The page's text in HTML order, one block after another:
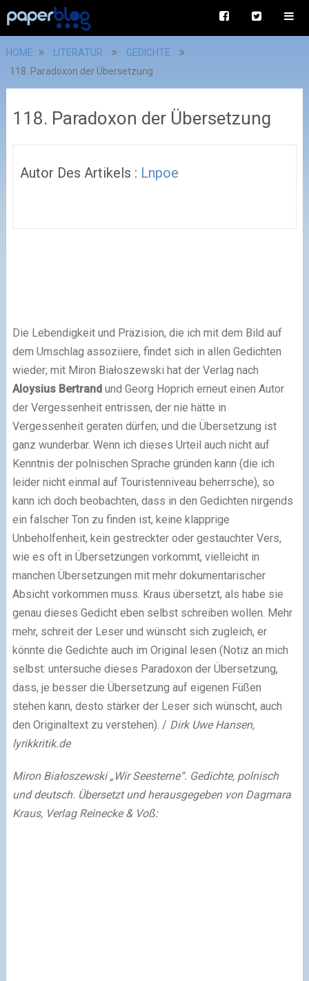
HOME LITERATUR
GEDICHTE
118. Paradoxon der Übersetzung
118. Paradoxon der Übersetzung
Autor Des Artikels : Lnpoe
Die Lebendigkeit und Präzision, die ich mit dem Bild auf
dem Umschlag assoziiere, findet sich in allen Gedichten
wieder; mit Miron Białoszewski hat der Verlag nach
Aloysius Bertrandund Georg Hoprich erneut einen Autor
der Vergessenheit entrissen, der nie hätte in
Vergessenheit geraten dürfen; und die Übersetzung ist
ganz wunderbar. Wenn ich dieses Urteil auch nicht auf
Kenntnis der polnischen Sprache gründen kann (die ich
leider nicht einmal auf Touristenniveau beherrsche), so
kann ich doch beobachten, dass in den Gedichten nirgends
ein falscher Ton zu finden ist, keine klapprige
Unbeholfenheit, kein gestreckter oder gestauchter Vers,
wie es oft in Übersetzungen vorkommt, vielleicht in
manchen Übersetzungen mit mehr dokumentarischer
Absicht vorkommen muss. Kraus übersetzt, als habe sie
genau dieses Gedicht eben selbst schreiben wollen. Mehr
mehr, schreit der Leser und wünscht sich zugleich, er
könnte die Gedichte auch im Original lesen (Notiz an mich
selbst: untersuche dieses Paradoxon der Übersetzung,
dass, je besser die Übersetzung auf eigenen Füßen
stehen kann, desto stärker der Leser sich wünscht, auch
den Originaltext zu verstehen). / Dirk Uwe Hansen,
lyrikkritik.de
Miron Białoszewski „Wir Seesterne“. Gedichte, polnisch
und deutsch. Übersetzt und herausgegeben von Dagmara
Kraus, Verlag Reinecke & Voß: